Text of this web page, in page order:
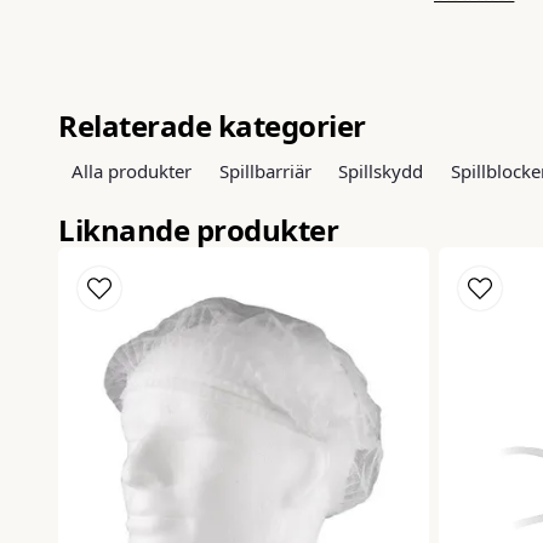
Relaterade kategorier
Alla produkter Spillbarriär Spillskydd
Liknande produkter